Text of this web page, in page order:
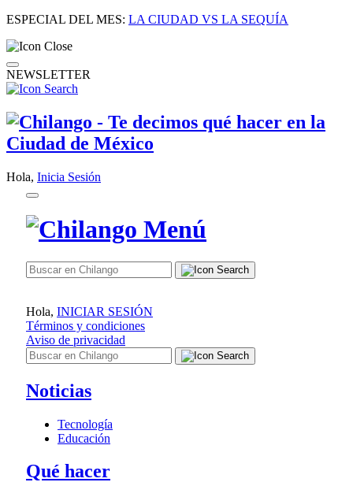
ESPECIAL DEL MES: LA CIUDAD VS LA SEQUÍA
NEWSLETTER
Hola, Inicia Sesión
Hola, INICIAR SESIÓN
Términos y condiciones
Aviso de privacidad
Noticias
Tecnología
Educación
Qué hacer